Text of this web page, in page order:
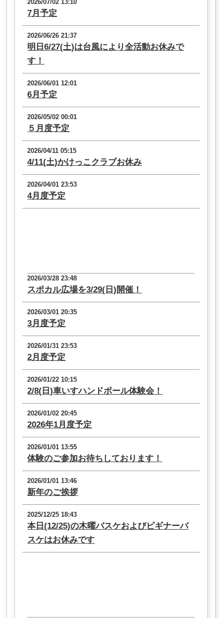
2026/07/02 13:10
7月予定
2026/06/26 21:37
明日6/27(土)は台風により全活動お休みで
す！
2026/06/01 12:01
6月予定
2026/05/02 00:01
５月度予定
2026/04/11 05:15
4/11(土)かけっこクラブお休み
2026/04/01 23:53
4月度予定
2026/03/28 23:48
スポカル広場を3/29(日)開催！
2026/03/01 20:35
3月度予定
2026/01/31 23:53
2月度予定
2026/01/22 10:15
2/8(日)車いすハンドボール体験会！
2026/01/02 20:45
2026年1月度予定
2026/01/01 13:55
体験のご参加お待ちしております！
2026/01/01 13:46
新年のご挨拶
2025/12/25 18:43
本日(12/25)の木曜バスケおよびビギナーバ
スケはお休みです